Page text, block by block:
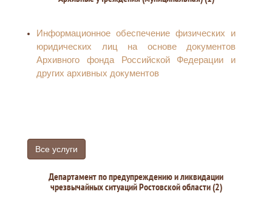
Информационное обеспечение физических и
юридических лиц на основе документов
Архивного фонда Российской Федерации и
других архивных документов
Все услуги
Департамент по предупреждению и ликвидации
чрезвычайных ситуаций Ростовской области (2)